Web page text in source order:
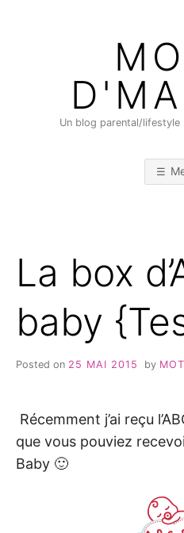
Un blog parental/
La box
baby
Posted on 25 MAI 2015 by
Récemment j’ai reçu
que vous pouviez
Baby 🙂